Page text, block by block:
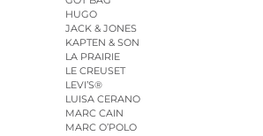
HUGO
JACK & JONES
KAPTEN & SON
LA PRAIRIE
LE CREUSET
LEVI’S®
LUISA CERANO
MARC CAIN
MARC O’POLO